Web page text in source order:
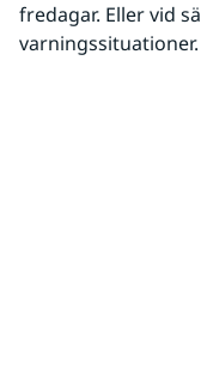
fredagar. Eller vid
varningssituationer.